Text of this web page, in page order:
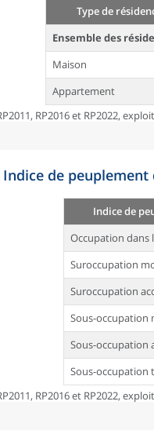
Type de
Ensemble des
Maison
Appartement
RP2016 et RP2022,
Indice de
Indice de
Occupation dans
Suroccupation
Suroccupation
Sous-occupation
Sous-occupation
Sous-occupation
RP2016 et RP2022,